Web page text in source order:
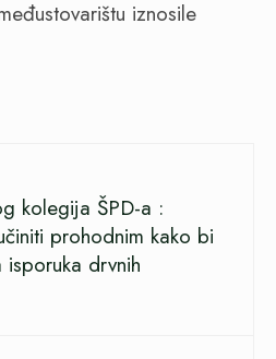
iznosile
kolegija ŠPD-a :
prohodnim kako bi
isporuka drvnih